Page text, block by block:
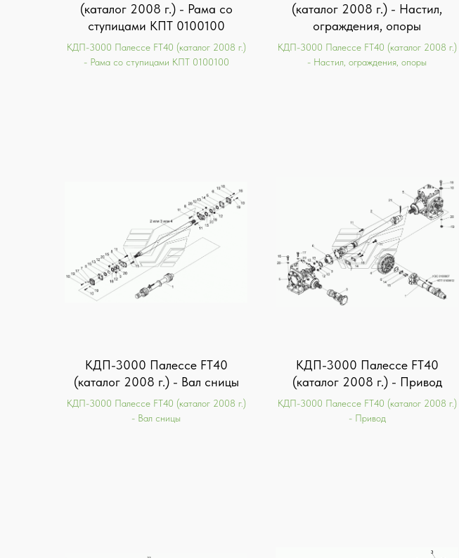
(каталог 2008 г.) - Рама со
ступицами КПТ 0100100
КДП-3000 Палессе FT40 (каталог 2008 г.)
- Рама со ступицами КПТ 0100100
(каталог 2008 г.) - Настил,
ограждения, опоры
КДП-3000 Палессе FT40 (каталог 2008 г.)
- Настил, ограждения, опоры
КДП-3000 Палессе FT40
(каталог 2008 г.) - Вал сницы
КДП-3000 Палессе FT40 (каталог 2008 г.)
- Вал сницы
КДП-3000 Палессе FT40
(каталог 2008 г.) - Привод
КДП-3000 Палессе FT40 (каталог 2008 г.)
- Привод